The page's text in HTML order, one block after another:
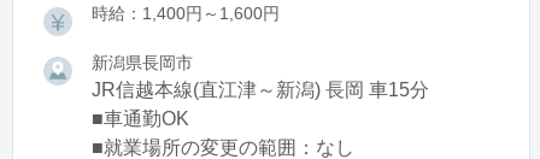
時給：1,400円～1,600円
新潟県長岡市
JR信越本線(直江津～新潟) 長岡 車15分
■車通勤OK
■就業場所の変更の範囲：なし